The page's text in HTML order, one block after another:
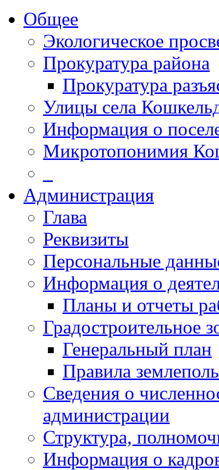
Общее
Экологическое
Прокуратура района
Прокуратура
Улицы села
Информация о
Микротопонимия
Администрация
Глава
Реквизиты
Персональные
Информация о
Планы и отчеты
Градостроительное
Генеральный план
Правила
Сведения о
администрации
Структура,
Информация о